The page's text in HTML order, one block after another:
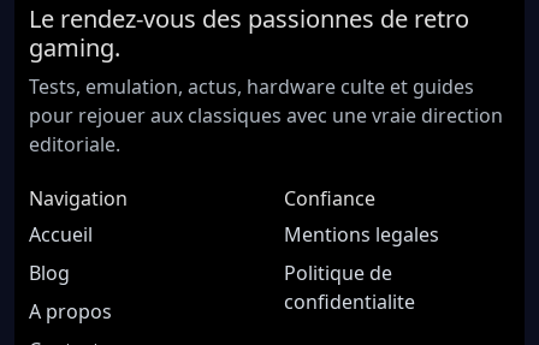
Le rendez-vous des passionnes de retro
gaming.
Tests, emulation, actus, hardware culte et guides
pour rejouer aux classiques avec une vraie direction
editoriale.
Navigation
Accueil
Blog
A propos
Confiance
Mentions legales
Politique de
confidentialite